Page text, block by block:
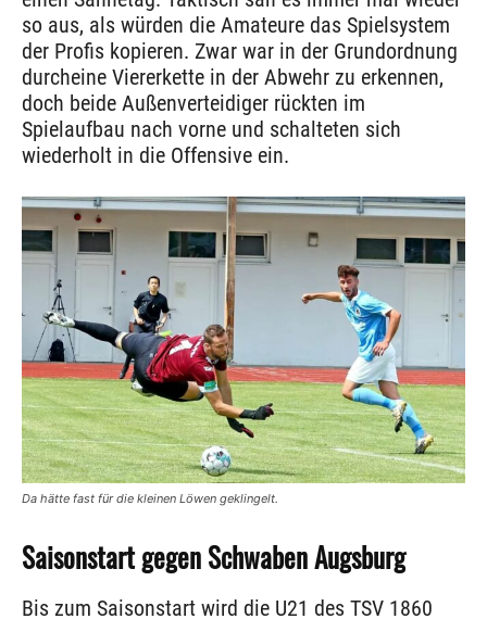
so aus, als würden die Amateure das Spielsystem
der Profis kopieren. Zwar war in der Grundordnung
durcheine Viererkette in der Abwehr zu erkennen,
doch beide Außenverteidiger rückten im
Spielaufbau nach vorne und schalteten sich
wiederholt in die Offensive ein.
Da hätte fast für die kleinen Löwen geklingelt.
Saisonstart gegen Schwaben Augsburg
Bis zum Saisonstart wird die U21 des TSV 1860